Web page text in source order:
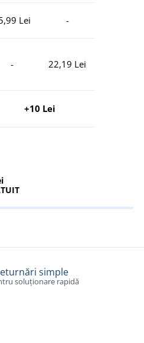
Lei -
- 22,19 Lei
+10 Lei
simple
soluționare rapidă